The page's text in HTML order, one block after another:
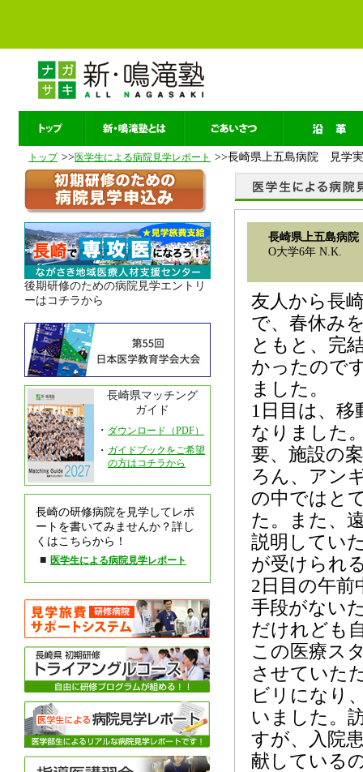
トップ >>医学生による病院見学レポート >>長崎県上五島病院 見学
後期研修のための病院見学エントリ
ーはコチラから
長崎県マッチング
ガイド
・ ダウンロード（PDF）
・ ガイドブックをご希望
の方はコチラから
長崎の研修病院を見学してレポ
ートを書いてみませんか？詳し
くはこちらから！
■ 医学生による病院見学レポート
長崎県上五島病
O大学6年 N.K.
友人から長
で、春休み
ともと、完
かったので
ました。
1日目は、
なりました
要、施設の
ろん、アン
の中ではと
た。また、
説明してい
が受けられ
2日目の午
手段がない
だけれども
この医療ス
させていた
ビリになり
いました。
すが、入院
献している